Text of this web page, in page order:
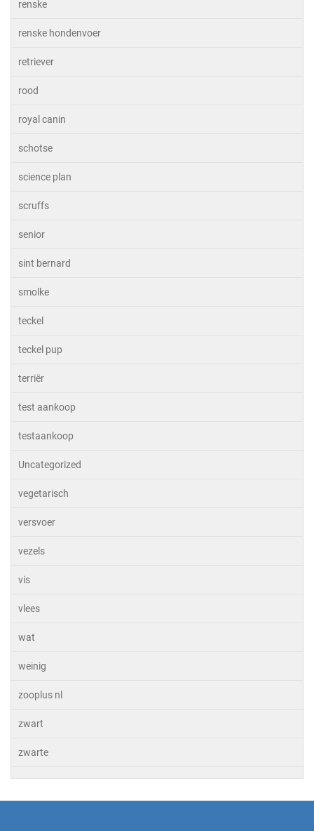
renske
renske hondenvoer
retriever
rood
royal canin
schotse
science plan
scruffs
senior
sint bernard
smolke
teckel
teckel pup
terriër
test aankoop
testaankoop
Uncategorized
vegetarisch
versvoer
vezels
vis
vlees
wat
weinig
zooplus nl
zwart
zwarte